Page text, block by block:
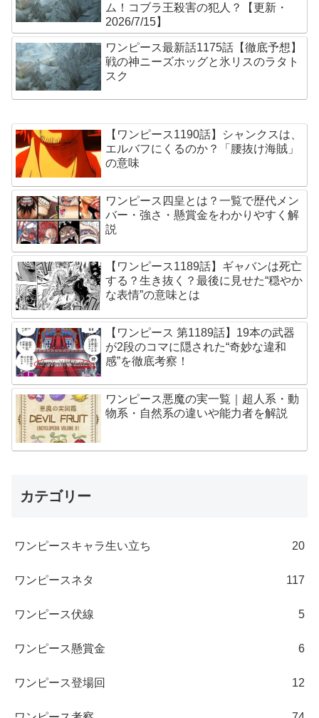
ム！コブラ王殺害の犯人？【更新・
2026/7/15】
ワンピース最新話1175話【徹底予想】
戦の神ニーズホッグと氷リスのラタト
スク
【ワンピース1190話】シャンクスは、
エルバフにくるのか？「腰抜け海賊」
の意味
ワンピース四皇とは？一覧で歴代メン
バー・強さ・懸賞金をわかりやすく解
説
【ワンピース1189話】ギャバンは死亡
する？生き抜く？最後に見せた“穏やか
な表情”の意味とは
【ワンピース 第1189話】19本の武器
が2段のコマに隠された“奇妙な違和
感”を徹底考察！
ワンピース悪魔の実一覧｜超人系・動
物系・自然系の違いや能力者を解説
カテゴリー
ワンピースキャラ生い立ち 20
ワンピースネタ 117
ワンピース伏線 5
ワンピース懸賞金 6
ワンピース登場回 12